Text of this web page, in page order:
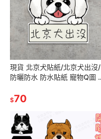
現貨 北京犬貼紙/北京犬出沒/
防曬防水 防水貼紙 寵物Q圖 北
SB100
$70